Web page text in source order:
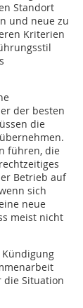
Standort
und neue zu
Kriterien
der besten
die
führen, die
Betrieb auf
sich
neue
meist nicht
die Situation